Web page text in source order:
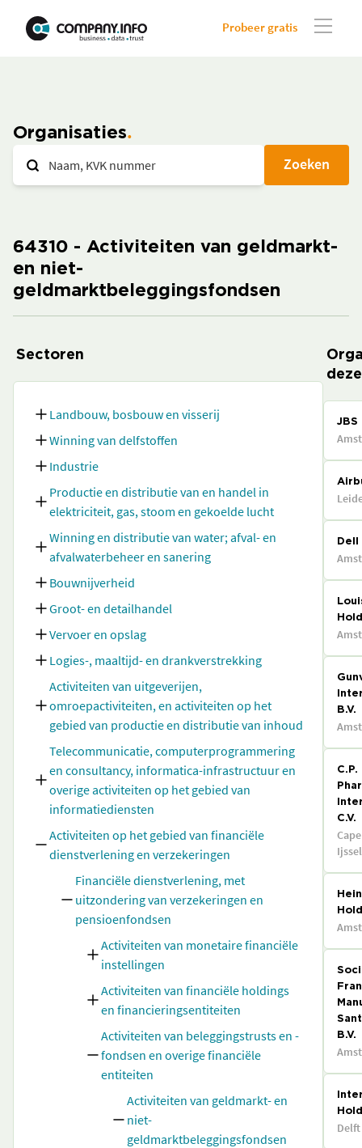
Probeer gratis
Organisaties
Zoeken
64310 - Activiteiten van geldmarkt-
en niet-
geldmarktbeleggingsfondsen
Sectoren
Landbouw, bosbouw en visserij
Winning van delfstoffen
Industrie
Productie en distributie van en handel in
elektriciteit, gas, stoom en gekoelde lucht
Winning en distributie van water; afval- en
afvalwaterbeheer en sanering
Bouwnijverheid
Groot- en detailhandel
Vervoer en opslag
Logies-, maaltijd- en drankverstrekking
Activiteiten van uitgeverijen,
omroepactiviteiten, en activiteiten op het
gebied van productie en distributie van inhoud
Telecommunicatie, computerprogrammering
en consultancy, informatica-infrastructuur en
overige activiteiten op het gebied van
informatiediensten
Activiteiten op het gebied van financiële
dienstverlening en verzekeringen
Financiële dienstverlening, met
uitzondering van verzekeringen en
pensioenfondsen
Activiteiten van monetaire financiële
instellingen
Activiteiten van financiële holdings
en financieringsentiteiten
Activiteiten van beleggingstrusts en -
fondsen en overige financiële
entiteiten
Activiteiten van geldmarkt- en
niet-
geldmarktbeleggingsfondsen
JBS
Dell
B.V.
C.P.
C.V.
Ijssel
B.V.
Delft